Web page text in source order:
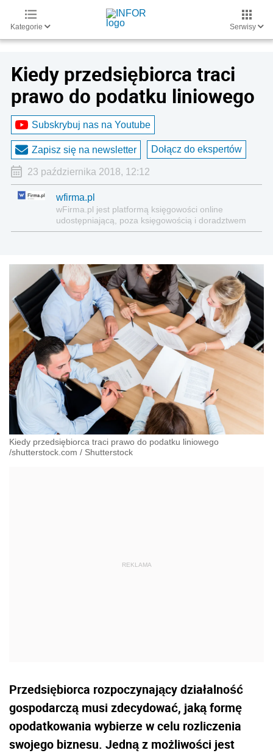
Kategorie Serwisy
Kiedy przedsiębiorca traci
prawo do podatku liniowego
Subskrybuj nas na Youtube
Zapisz się na newsletter Dołącz do ekspertów
23 października 2018, 12:12
wfirma.pl
wFirma.pl jest platformą księgowości on­line
udostępniającą, poza księgowością i doradztwem
nowoczesne narzędzia informatyczne, niezbędne
Kiedy przedsiębiorca traci prawo do podatku liniowego
/shutterstock.com / Shutterstock
Przedsiębiorca rozpoczynający działalność
gospodarczą musi zdecydować, jaką formę
opodatkowania wybierze w celu rozliczenia
swojego biznesu. Jedną z możliwości jest